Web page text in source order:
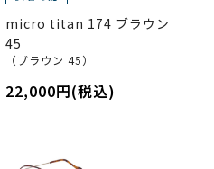
micro titan 174 ブラウン
45
（ブラウン 45）
22,000円(税込)